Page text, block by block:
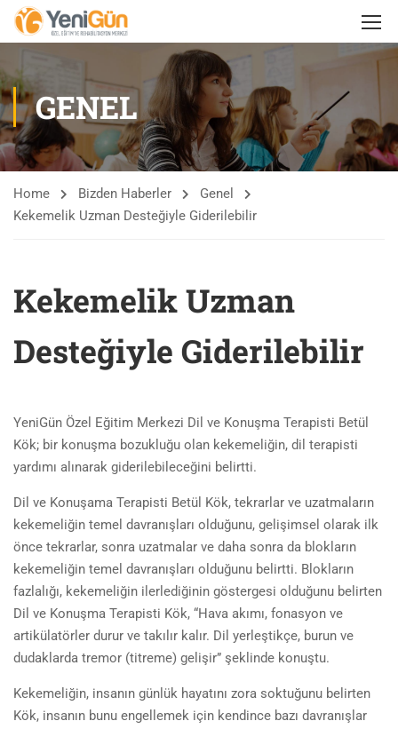
GENEL
Home Bizden Haberler
Genel
Kekemelik Uzman Desteğiyle Giderilebilir
Kekemelik Uzman
Desteğiyle Giderilebilir
YeniGün Özel Eğitim Merkezi Dil ve Konuşma Terapisti Betül
Kök; bir konuşma bozukluğu olan kekemeliğin, dil terapisti
yardımı alınarak giderilebileceğini belirtti.
Dil ve Konuşama Terapisti Betül Kök, tekrarlar ve uzatmaların
kekemeliğin temel davranışları olduğunu, gelişimsel olarak ilk
önce tekrarlar, sonra uzatmalar ve daha sonra da blokların
kekemeliğin temel davranışları olduğunu belirtti. Blokların
fazlalığı, kekemeliğin ilerlediğinin göstergesi olduğunu belirten
Dil ve Konuşma Terapisti Kök, “Hava akımı, fonasyon ve
artikülatörler durur ve takılır kalır. Dil yerleştikçe, burun ve
dudaklarda tremor (titreme) gelişir” şeklinde konuştu.
Kekemeliğin, insanın günlük hayatını zora soktuğunu belirten
Kök, insanın bunu engellemek için kendince bazı davranışlar